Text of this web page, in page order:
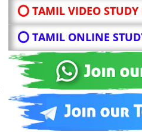
⭕ TAMIL VIDEO STUDY
⭕ TAMIL ONLINE